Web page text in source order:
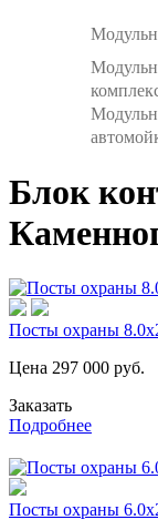
Блок
Посты охраны
Цена 297 000 руб.
Заказать
Подробнее
Посты охраны